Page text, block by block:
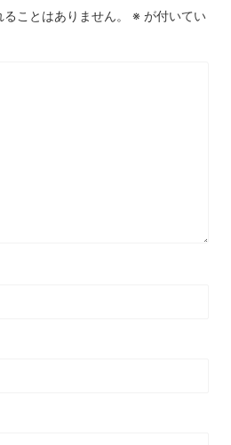
ことはありません。 ※ が付いてい